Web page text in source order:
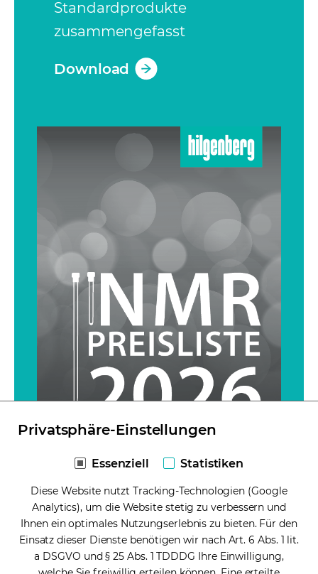
Standardprodukte
zusammengefasst
Download
(opens in a new tab)
NMR-Preisliste 2026 - Alle NMR-
Röhrchen und mehr
Download
(opens in a new tab)
Privatsphäre-Einstellungen
Essenziell Statistiken
Diese Website nutzt Tracking-Technologien (Google
Analytics), um die Website stetig zu verbessern und
Ihnen ein optimales Nutzungserlebnis zu bieten. Für den
Einsatz dieser Dienste benötigen wir nach Art. 6 Abs. 1 lit.
a DSGVO und § 25 Abs. 1 TDDDG Ihre Einwilligung,